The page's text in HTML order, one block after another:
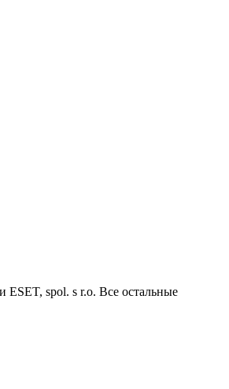
spol. s r.o. Все остальные